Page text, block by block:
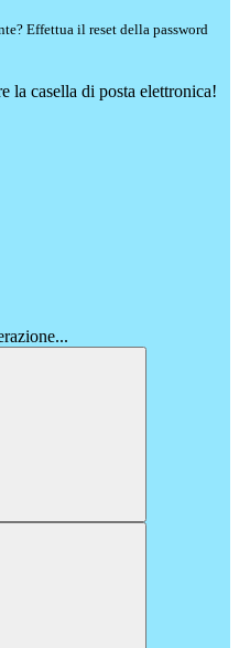
Effettua il reset della password
la casella di posta elettronica!